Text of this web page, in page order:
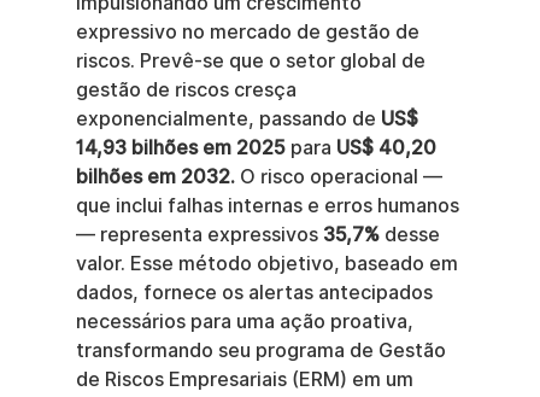
expressivo no mercado de gestão de
riscos. Prevê-se que o setor global de
gestão de riscos cresça
exponencialmente, passando de US$
14,93 bilhões em 2025 para US$ 40,20
bilhões em 2032. O risco operacional —
que inclui falhas internas e erros humanos
— representa expressivos 35,7% desse
valor. Esse método objetivo, baseado em
dados, fornece os alertas antecipados
necessários para uma ação proativa,
transformando seu programa de Gestão
de Riscos Empresariais (ERM) em um